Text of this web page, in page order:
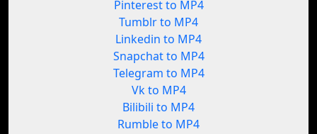
Pinterest to MP4
Tumblr to MP4
Linkedin to MP4
Snapchat to MP4
Telegram to MP4
Vk to MP4
Bilibili to MP4
Rumble to MP4